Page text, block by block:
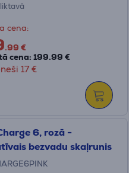
cena:
.99 €
cena: 199.99 €
17 €
6, rozā -
bezvadu skaļrunis